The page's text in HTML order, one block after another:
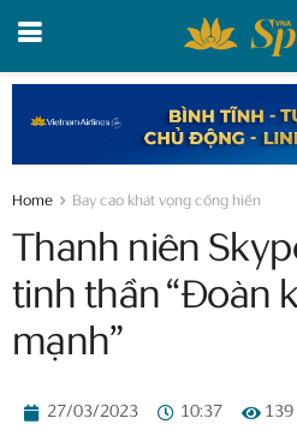
Home Bay cao khát vọng cống hiến
Thanh niên
tinh thần “Đoàn
mạnh”
27/03/2023 10:37 139